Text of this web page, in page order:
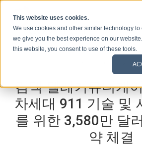
This website uses cookies.
We use cookies and other similar technology to
we give you the best experience on our
this website, you consent to use of these tools.
보
컴텍 텔레커뮤니케
차세대 911 기술 및
를 위한 3,580만 달
약 체결